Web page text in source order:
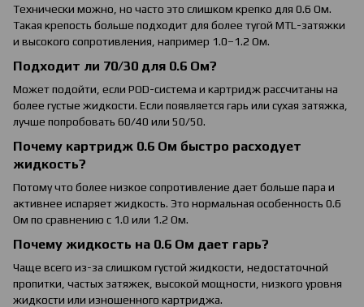
Технически можно, но часто это слишком крепко для 0.6 Ом.
Такая крепость больше подходит для более тугой MTL-затяжки
и высокого сопротивления, например 1.0–1.2 Ом.
Подходит ли 70/30 для 0.6 Ом?
Может подойти, если POD-система и картридж рассчитаны на
более густые жидкости. Если появляется гарь или сухая затяжка,
лучше попробовать 60/40 или 50/50.
Почему картридж 0.6 Ом быстро расходует
жидкость?
Потому что более низкое сопротивление дает больше пара и
активнее испаряет жидкость. Это нормальная особенность 0.6
Ом по сравнению с 1.0 или 1.2 Ом.
Почему жидкость на 0.6 Ом дает гарь?
Чаще всего из-за слишком густой жидкости, недостаточной
пропитки, частых затяжек, высокой мощности, низкого уровня
жидкости или изношенного картриджа.